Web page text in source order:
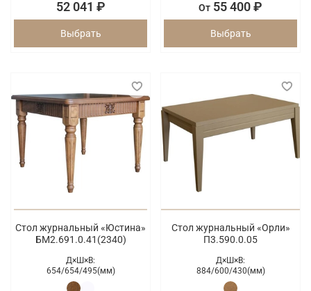
52 041 ₽
Выбрать
От 55 400 ₽
Выбрать
Стол журнальный «Юстина»
БМ2.691.0.41(2340)
Д×Ш×В:
654/654/495(мм)
Стол журнальный «Орли»
П3.590.0.05
Д×Ш×В:
884/600/430(мм)